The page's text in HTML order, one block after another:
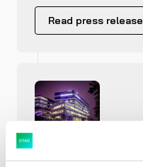
Read press release